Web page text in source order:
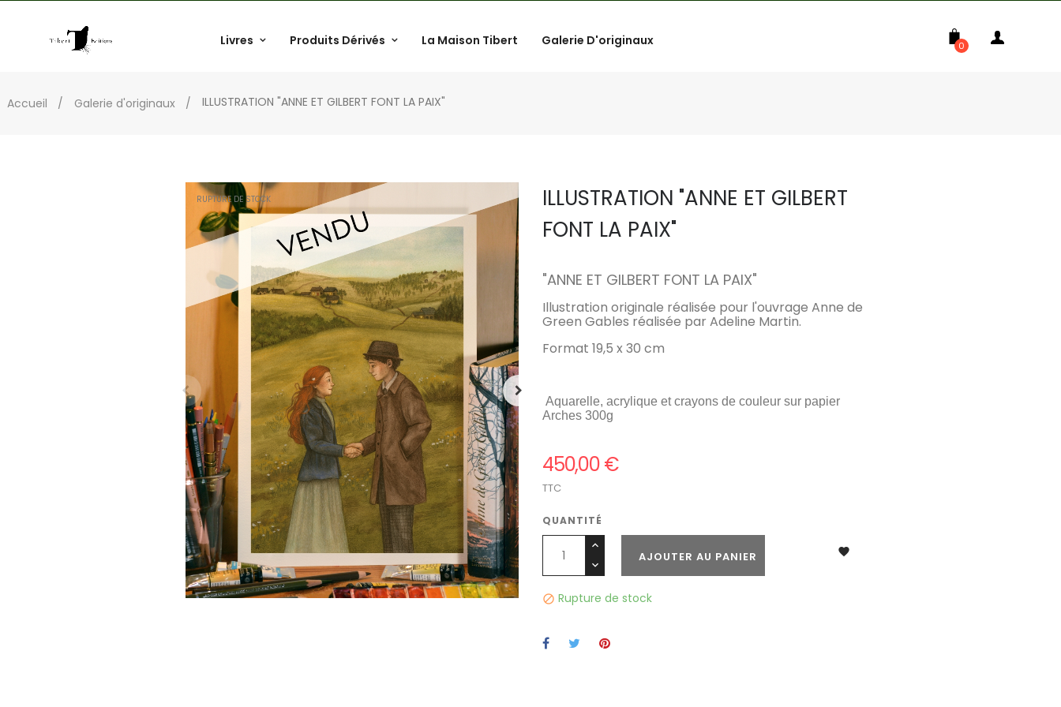
Livres Produits Dérivés La Maison Tibert Galerie D'originaux 0
Accueil Galerie d'originaux ILLUSTRATION "ANNE ET GILBERT FONT LA PAIX"
RUPTURE DE STOCK
ILLUSTRATION "ANNE ET GILBERT
FONT LA PAIX"
"ANNE ET GILBERT FONT LA PAIX"
Illustration originale réalisée pour l'ouvrage Anne de
Green Gables réalisée par Adeline Martin.
Format 19,5 x 30 cm
Aquarelle, acrylique et crayons de couleur sur papier
Arches 300g
450,00 €
TTC
QUANTITÉ
AJOUTER AU PANIER 
 Rupture de stock